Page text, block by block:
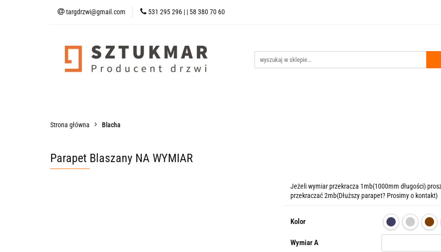
targdrzwi@gmail.com 531 295 296 | | 58 380 70 60
Kategorie Drzwi Wejściowe
Strona Główna
Strona główna Blacha
Parapet Blaszany NA WYMIAR
Jeżeli wymiar przekracza 1mb(1000mm długości)
przekraczać 2mb(Dłuższy parapet? Prosimy o kontakt)
Kolor
Wymiar A